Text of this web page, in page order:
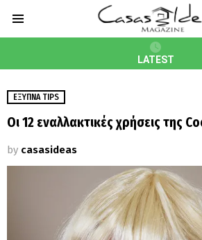
LATEST
ΈΞΥΠΝΑ TIPS
Οι 12 εναλλακτικές χρήσεις της
by casasideas